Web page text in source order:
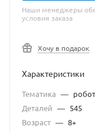
Наши менеджеры
условия заказа
Хочу в подарок
Характеристики
Тематика —
Деталей — 545
Возраст — 8+